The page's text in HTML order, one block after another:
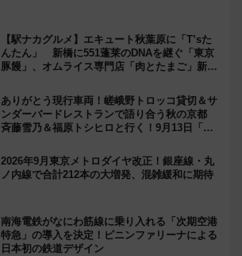
【駅ナカグルメ】エキュート秋葉原に「T’sた
んたん」 新橋に551蓬莱のDNAを継ぐ「東京
豚饅」、オムライス専門店「肉とたまご」新グ
ありがとう現行車両！嵯峨野トロッコ貸切＆サ
ンダーバードレストランで語り合う秋の京都
斉藤雪乃＆福原トシヒロと行く！9月13日「京
2026年9月東京メトロダイヤ改正！銀座線・丸
ノ内線で合計212本の大増発、混雑緩和に期待
南海電鉄がなにわ筋線に乗り入れる「次期空港
特急」の導入を決定！ピニンファリーナによる
日本初の鉄道デザイン